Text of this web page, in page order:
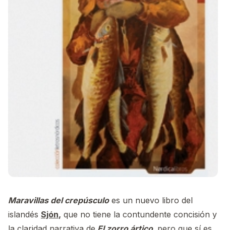
Maravillas del crepúsculoes un nuevo libro del
islandés Sjón, que no tiene la contundente concisión y